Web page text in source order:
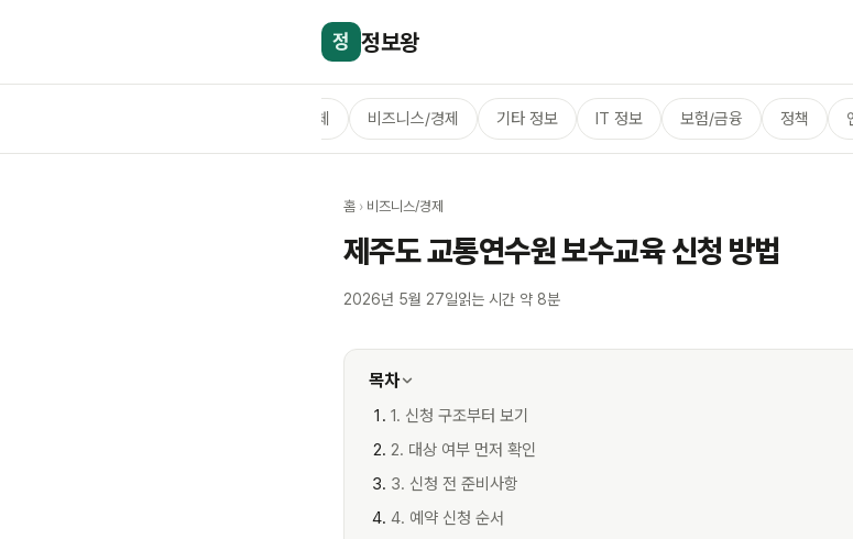
정 정보왕
전체 비즈니스/경제 기타 정보 IT 정보 보험/금융 정책
홈 › 비즈니스/경제
제주도 교통연수원 보수교육 신청 방법
2026년 5월 27일읽는 시간 약 8분
목차
1. 신청 구조부터 보기
2. 대상 여부 먼저 확인
3. 신청 전 준비사항
4. 예약 신청 순서